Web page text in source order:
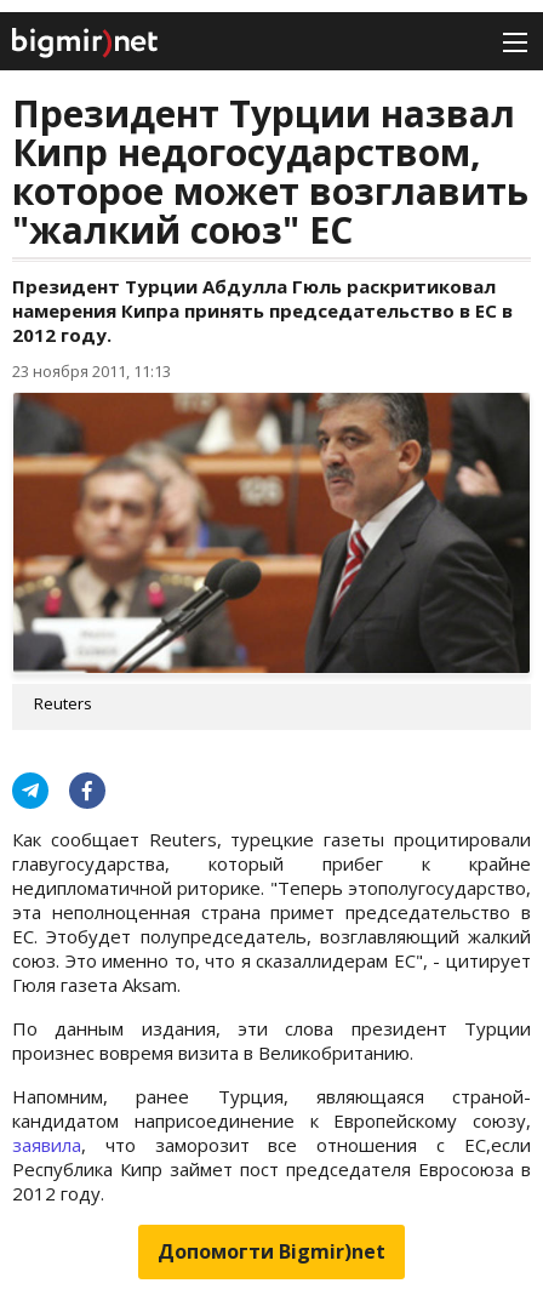
Президент Турции назвал
Кипр недогосударством,
которое может возглавить
"жалкий союз" ЕС
Президент Турции Абдулла Гюль раскритиковал
намерения Кипра принять председательство в ЕС в
2012 году.
23 ноября 2011, 11:13
Reuters
Как сообщает Reuters, турецкие газеты процитировали
главугосударства, который прибег к крайне
недипломатичной риторике. "Теперь этополугосударство,
эта неполноценная страна примет председательство в
ЕС. Этобудет полупредседатель, возглавляющий жалкий
союз. Это именно то, что я сказаллидерам ЕС", - цитирует
Гюля газета Aksam.
По данным издания, эти слова президент Турции
произнес вовремя визита в Великобританию.
Напомним, ранее Турция, являющаяся страной-
кандидатом наприсоединение к Европейскому союзу,
заявила, что заморозит все отношения с ЕС,если
Республика Кипр займет пост председателя Евросоюза в
2012 году.
Допомогти Bigmir)net